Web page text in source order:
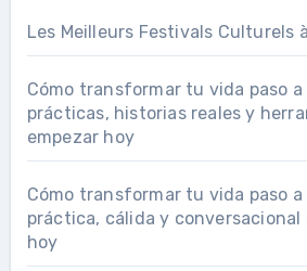
Les Meilleurs Festivals Culturels
Cómo transformar tu vida paso
prácticas, historias reales y
empezar hoy
Cómo transformar tu vida paso a
práctica, cálida y
hoy